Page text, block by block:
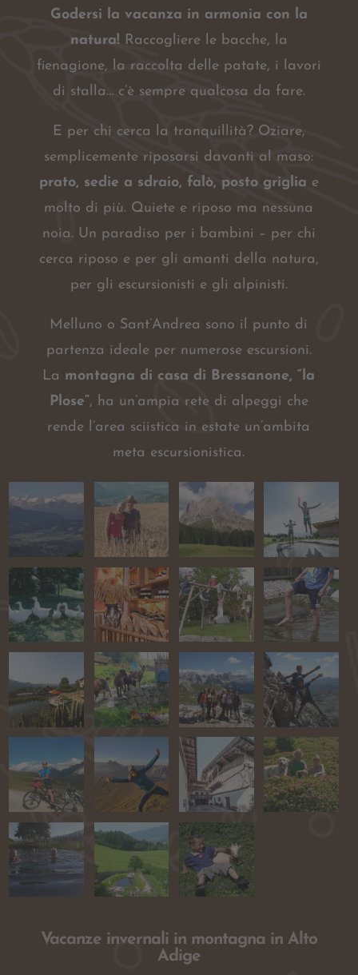
Godersi la vacanza in armonia con la
natura! Raccogliere le bacche, la
fienagione, la raccolta delle patate, i lavori
di stalla… c’è sempre qualcosa da fare.
E per chi cerca la tranquillità? Oziare,
semplicemente riposarsi davanti al maso:
prato, sedie a sdraio, falò, posto griglia e
molto di più. Quiete e riposo ma nessuna
noia. Un paradiso per i bambini – per chi
cerca riposo e per gli amanti della natura,
per gli escursionisti e gli alpinisti.
Melluno o Sant’Andrea sono il punto di
partenza ideale per numerose escursioni.
La montagna di casa di Bressanone, “la
Plose”, ha un’ampia rete di alpeggi che
rende l’area sciistica in estate un’ambita
meta escursionistica.
Vacanze invernali in montagna in Alto
Adige